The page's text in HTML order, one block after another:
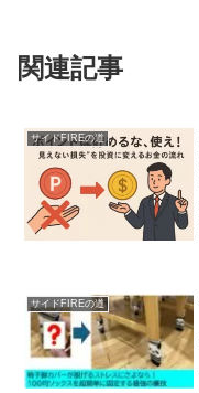
関連記事
サイドFIREの道
サイドFIREの道